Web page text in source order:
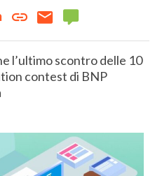
l’ultimo scontro delle 10
contest di BNP